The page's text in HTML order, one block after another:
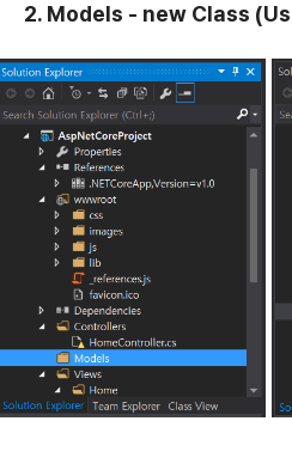
2. Models - new Class